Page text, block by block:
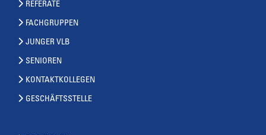
REFERATE
FACHGRUPPEN
JUNGER VLB
SENIOREN
KONTAKTKOLLEGEN
GESCHÄFTSSTELLE